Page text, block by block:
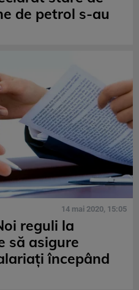
de petrol s-au
14 mai 2020, 15:05
reguli la
să asigure
începând